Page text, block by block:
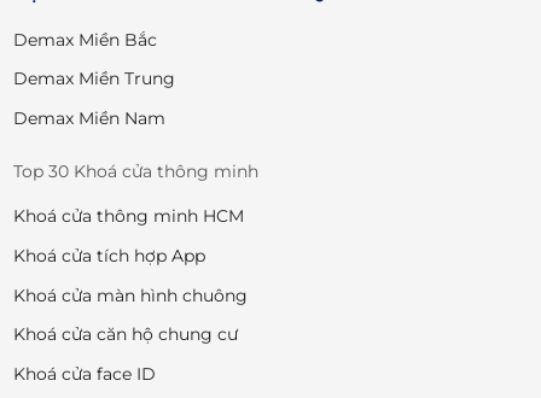
Demax Miền Bắc
Demax Miền Trung
Demax Miền Nam
Top 30 Khoá cửa thông minh
Khoá cửa thông minh HCM
Khoá cửa tích hợp App
Khoá cửa màn hình chuông
Khoá cửa căn hộ chung cư
Khoá cửa face ID